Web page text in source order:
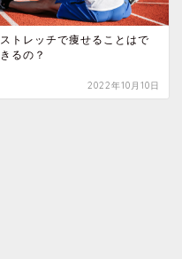
ストレッチで痩せることはで
きるの？
2022年10月10日